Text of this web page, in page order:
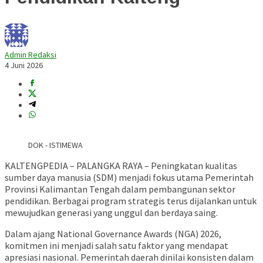
Admin Redaksi
4 Juni 2026
DOK - ISTIMEWA
KALTENGPEDIA – PALANGKA RAYA – Peningkatan kualitas
sumber daya manusia (SDM) menjadi fokus utama Pemerintah
Provinsi Kalimantan Tengah dalam pembangunan sektor
pendidikan. Berbagai program strategis terus dijalankan untuk
mewujudkan generasi yang unggul dan berdaya saing.
Dalam ajang National Governance Awards (NGA) 2026,
komitmen ini menjadi salah satu faktor yang mendapat
apresiasi nasional. Pemerintah daerah dinilai konsisten dalam